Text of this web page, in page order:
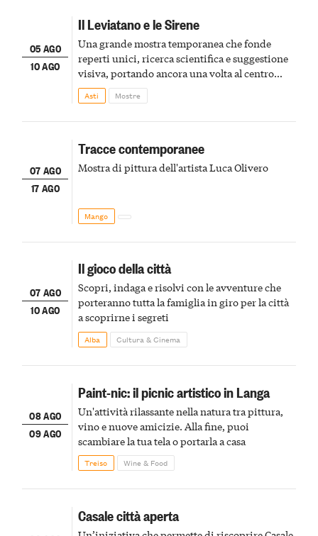
05 AGO
10 AGO
Il Leviatano e le Sirene
Una grande mostra temporanea che fonde
reperti unici, ricerca scientifica e suggestione
visiva, portando ancora una volta al centro
della scena le meraviglie del passato astigiano
Asti Mostre
07 AGO
17 AGO
Tracce contemporanee
Mostra di pittura dell'artista Luca Olivero
Mango
07 AGO
10 AGO
Il gioco della città
Scopri, indaga e risolvi con le avventure che
porteranno tutta la famiglia in giro per la città
a scoprirne i segreti
Alba Cultura & Cinema
08 AGO
09 AGO
Paint-nic: il picnic artistico in Langa
Un'attività rilassante nella natura tra pittura,
vino e nuove amicizie. Alla fine, puoi
scambiare la tua tela o portarla a casa
Treiso Wine & Food
Casale città aperta